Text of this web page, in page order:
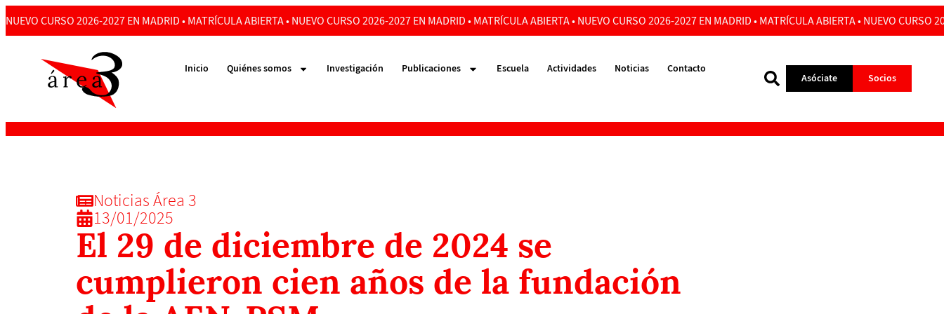
NUEVO CURSO 2026-2027 EN MADRID • MATRÍCULA ABIERTA • NUEVO CURSO 2026-2027 EN MADRID • MATRÍCULA ABIERTA • NUEVO CURSO 2026-2027 EN MADRID • MATRÍCULA ABIERTA • NUEVO CURSO
Inicio Quiénes somos Investigación Publicaciones Escuela Actividades Noticias Contacto
Asóciate Socios
Noticias Área 3
13/01/2025
El 29 de diciembre de 2024 se
cumplieron cien años de la fundación